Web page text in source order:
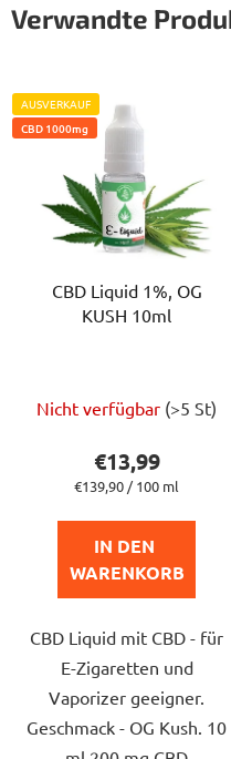
Verwandte
AUSVERKAUF
CBD 1000mg
CBD Liquid 1%, OG
KUSH 10ml
ist
von
5
Sternen.
Nicht verfügbar (>5 St)
€13,99
Verkaufspreis:
€139,90 / 100 ml
IN DEN
WARENKORB
CBD Liquid mit CBD - für
E-Zigaretten und
Vaporizer geeigner.
Geschmack - OG Kush. 10